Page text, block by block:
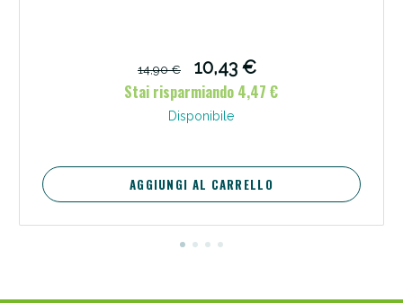
14,90 €
10,43 €
Stai risparmiando 4,47 €
Disponibile
AGGIUNGI AL CARRELLO